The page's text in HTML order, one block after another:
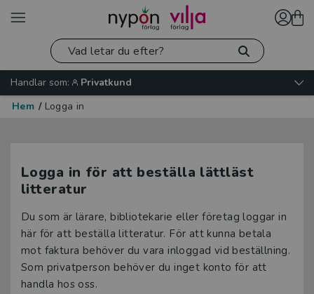
Handlar som:
Privatkund
Hem / Logga in
Logga in för att beställa lättläst
litteratur
Du som är lärare, bibliotekarie eller företag loggar in
här för att beställa litteratur. För att kunna betala
mot faktura behöver du vara inloggad vid beställning.
Som privatperson behöver du inget konto för att
handla hos oss.